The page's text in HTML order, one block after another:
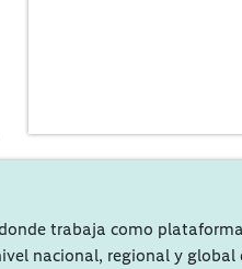
trabaja como
nacional, regional y